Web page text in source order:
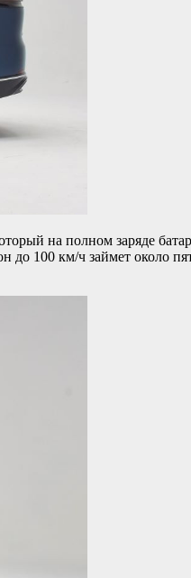
на полном заряде
100 км/ч займет около